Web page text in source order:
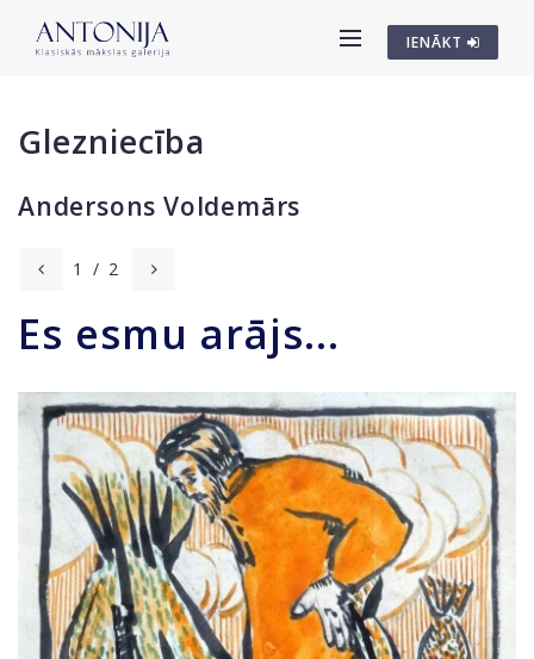
IENĀKT
Glezniecība
Andersons Voldemārs
1 / 2
Es esmu arājs...